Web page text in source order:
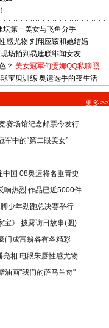
坛第一美女与飞鱼分手
感尤物 刘翔应该和她结婚
场拍到易建联绯闻女友
？ 美女冠军何雯娜QQ私聊照
宝贝训练 奥运选手的夜生活
更多>>
赛场馆纪念邮票今发行
军中的“第二眼美女”
国 08奥运将名垂青史
响热烈 作品已近5000件
少年劲跑总决赛举行
宝》 披露访日故事(图)
门成富翁各有各精彩
相 电眼朱唇性感尤物
油画"我们的萨马兰奇"